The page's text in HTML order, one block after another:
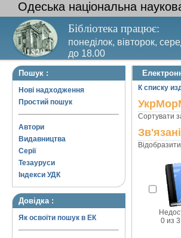
Одеська національна
Бібліотека працює:
понеділок, вівторок,
до 18.00
Вихідний день –
Пошук :
Нові надходження
Простий пошук
Автори
Видавництва
Серії
Тезауруси
Індекси УДК
Довідка :
Як освоїти пошук в ЕК
К списку
Сортувати
0 из 3